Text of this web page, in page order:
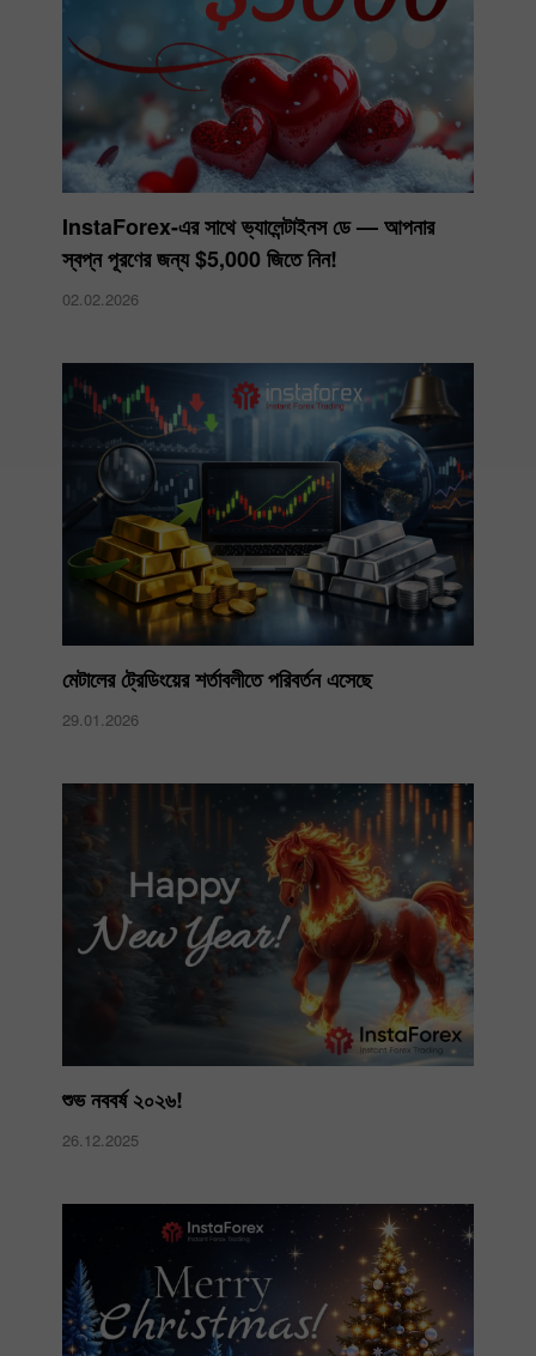
InstaForex-এর সাথে ভ্যালেন্টাইনস ডে — আপনার
স্বপ্ন পূরণের জন্য $5,000 জিতে নিন!
02.02.2026
মেটালের ট্রেডিংয়ের শর্তাবলীতে পরিবর্তন এসেছে
29.01.2026
শুভ নববর্ষ ২০২৬!
26.12.2025